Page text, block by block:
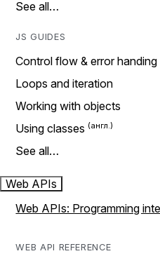
See all…
JS GUIDES
Control flow & error handing
Loops and iteration
Working with objects
Using classes
See all…
Web APIs
Web APIs: Programming
WEB API REFERENCE